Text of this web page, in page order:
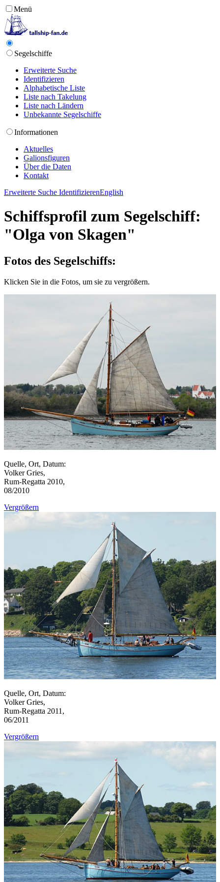
Menü
Segelschiffe
Erweiterte Suche
Identifizieren
Alphabetische Liste
Liste nach Takelung
Liste nach Ländern
Unbekannte Segelschiffe
Informationen
Aktuelles
Galionsfiguren
Über die Daten
Kontakt
Erweiterte Suche IdentifizierenEnglish
Schiffsprofil zum Segelschiff:
"Olga von Skagen"
Fotos des Segelschiffs:
Klicken Sie in die Fotos, um sie zu vergrößern.
Quelle, Ort, Datum:
Volker Gries,
Rum-Regatta 2010,
08/2010
Vergrößern
Quelle, Ort, Datum:
Volker Gries,
Rum-Regatta 2011,
06/2011
Vergrößern